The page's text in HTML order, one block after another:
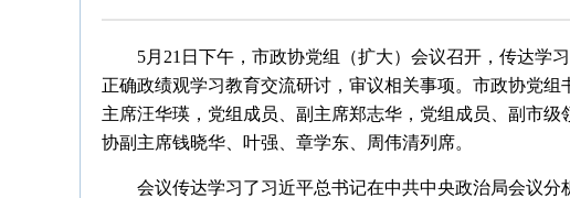
5月21日下午，市政协党组（扩大）会议召开，传达学
正确政绩观学习教育交流研讨，审议相关事项。市政协党
主席汪华瑛，党组成员、副主席郑志华，党组成员、副市
协副主席钱晓华、叶强、章学东、周伟清列席。
会议传达学习了习近平总书记在中共中央政治局会议